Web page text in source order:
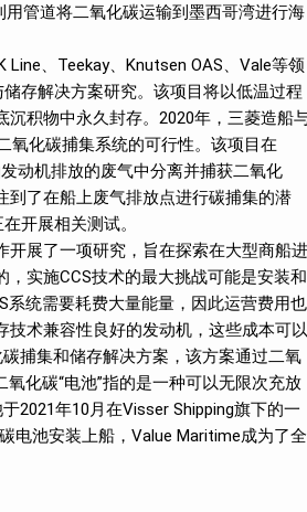
管道将二氧化碳运输到墨西哥湾进行海
、Teekay、Knutsen OAS、Vale等领
存解决方案研究。该项目将以低温过程
积物中永久封存。2020年，三菱造船
氧化碳捕集系统的可行性。该项目在
动机排放的废气中分离并捕获二氧化
到了在船上废气排放点进行碳捕集的潜
开展相关测试。
开展了一项研究，旨在探索在大型商船进
实施CCS技术的最大挑战可能是安装和
统需要耗费大量能量，因此运营费用也
术兼容性良好的发动机，这些成本可以
捕集和储存解决方案，该方案通过二氧
化碳“电池”指的是一种可以无限次充放
2021年10月在Visser Shipping旗下的一
电池安装上船，Value Maritime成为了全